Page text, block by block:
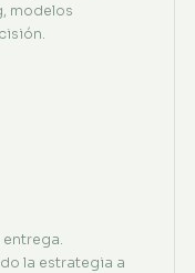
modelos
la estrategia a